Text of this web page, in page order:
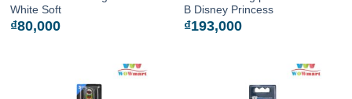
White Soft
₫80,000
B Disney Princess
₫193,000